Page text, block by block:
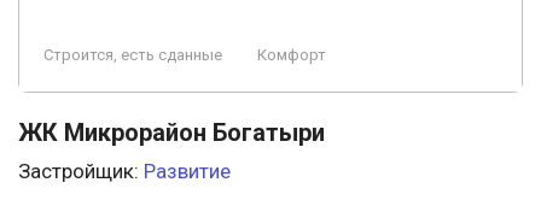
Строится, есть сданные Комфорт
ЖК Микрорайон Богатыри
Застройщик: Развитие